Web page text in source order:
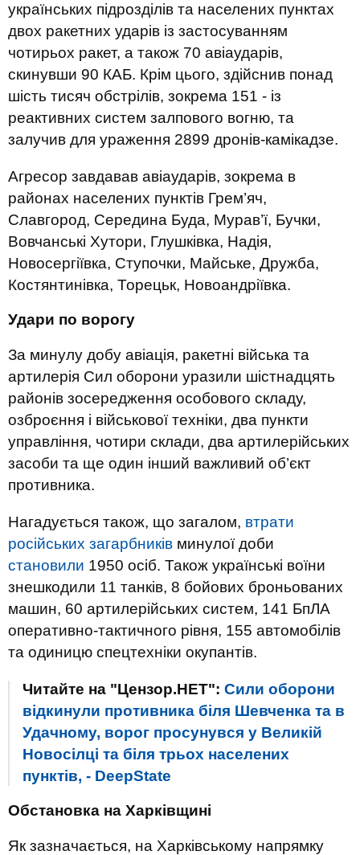
українських підрозділів та населених пунктах
двох ракетних ударів із застосуванням
чотирьох ракет, а також 70 авіаударів,
скинувши 90 КАБ. Крім цього, здійснив понад
шість тисяч обстрілів, зокрема 151 - із
реактивних систем залпового вогню, та
залучив для ураження 2899 дронів-камікадзе.
Агресор завдавав авіаударів, зокрема в
районах населених пунктів Грем’яч,
Славгород, Середина Буда, Мурав’ї, Бучки,
Вовчанські Хутори, Глушківка, Надія,
Новосергіївка, Ступочки, Майське, Дружба,
Костянтинівка, Торецьк, Новоандріївка.
Удари по ворогу
За минулу добу авіація, ракетні війська та
артилерія Сил оборони уразили шістнадцять
районів зосередження особового складу,
озброєння і військової техніки, два пункти
управління, чотири склади, два артилерійських
засоби та ще один інший важливий об’єкт
противника.
Нагадується також, що загалом, втрати
російських загарбників минулої доби
становили 1950 осіб. Також українські воїни
знешкодили 11 танків, 8 бойових броньованих
машин, 60 артилерійських систем, 141 БпЛА
оперативно-тактичного рівня, 155 автомобілів
та одиницю спецтехніки окупантів.
Читайте на "Цензор.НЕТ": Сили оборони
відкинули противника біля Шевченка та в
Удачному, ворог просунувся у Великій
Новосілці та біля трьох населених
пунктів, - DeepState
Обстановка на Харківщині
Як зазначається, на Харківському напрямку